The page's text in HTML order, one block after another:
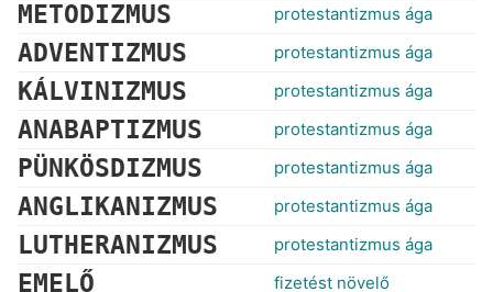
METODIZMUS protestantizmus ága
ADVENTIZMUS protestantizmus ága
KÁLVINIZMUS protestantizmus ága
ANABAPTIZMUS protestantizmus ága
PÜNKÖSDIZMUS protestantizmus ága
ANGLIKANIZMUS protestantizmus ága
LUTHERANIZMUS protestantizmus ága
EMELŐ fizetést növelő